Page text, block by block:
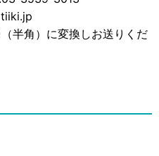
半角）に変換しお送りくだ